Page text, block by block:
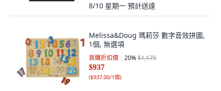
8/10 星期一 預計送達
Melissa&Doug 瑪莉莎 數字音效拼圖,
1個, 無選項
首購折扣價 20%$1,175
$937
($937.00/1個)